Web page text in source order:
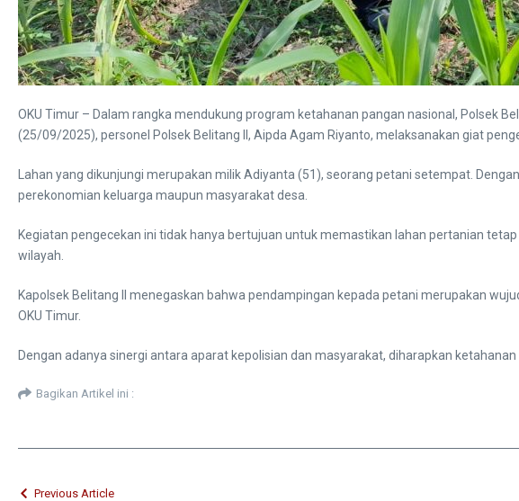
OKU Timur – Dalam rangka mendukung program ketahanan pangan nasional, Polsek
(25/09/2025), personel Polsek Belitang II, Aipda Agam Riyanto, melaksanakan giat
Lahan yang dikunjungi merupakan milik Adiyanta (51), seorang petani setempat.
perekonomian keluarga maupun masyarakat desa.
Kegiatan pengecekan ini tidak hanya bertujuan untuk memastikan lahan pertanian
wilayah.
Kapolsek Belitang II menegaskan bahwa pendampingan kepada petani merupakan
OKU Timur.
Dengan adanya sinergi antara aparat kepolisian dan masyarakat, diharapkan
Bagikan Artikel ini :
Previous Article